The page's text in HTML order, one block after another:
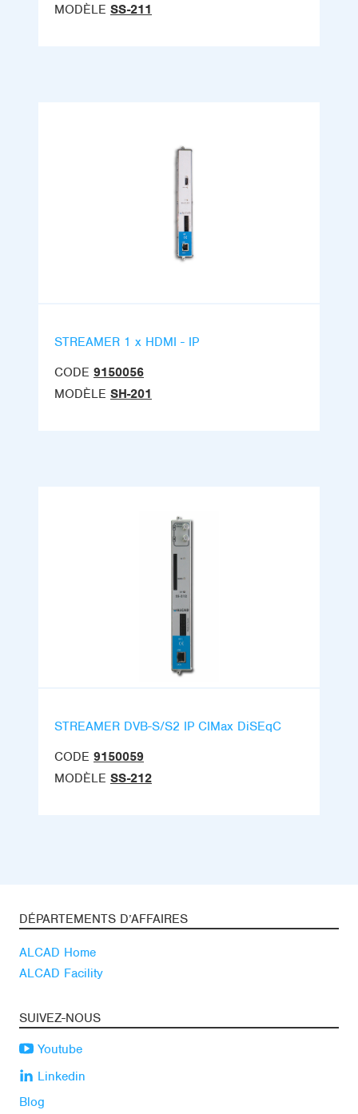
MODÈLE SS-211
STREAMER 1 x HDMI - IP
CODE 9150056
MODÈLE SH-201
STREAMER DVB-S/S2 IP CIMax DiSEqC
CODE 9150059
MODÈLE SS-212
DÉPARTEMENTS D’AFFAIRES
ALCAD Home
ALCAD Facility
SUIVEZ-NOUS
Youtube
Linkedin
Blog